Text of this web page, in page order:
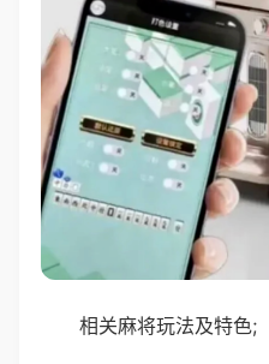
相关麻将玩法及特色;